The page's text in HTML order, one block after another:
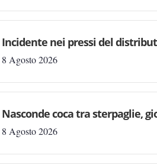
Incidente nei pressi del
8 Agosto 2026
Nasconde coca tra sterpaglie,
8 Agosto 2026